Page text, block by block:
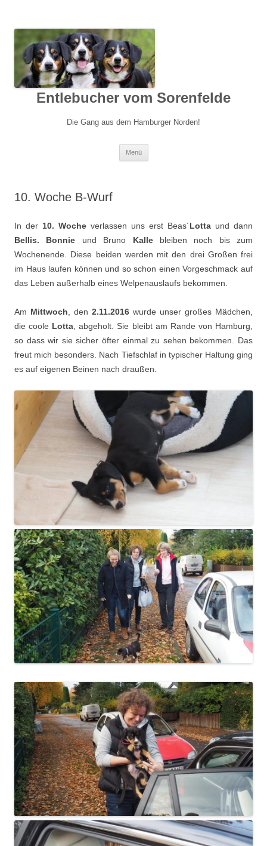
Entlebucher vom Sorenfelde
Die Gang aus dem Hamburger Norden!
Menü
10. Woche B-Wurf
In der 10. Woche verlassen uns erst Beas´Lotta und dann
Bellis.
Bonnie und Bruno Kallebleiben noch bis zum
Wochenende. Diese beiden werden mit den drei Großen frei
im Haus laufen können und so schon einen Vorgeschmack auf
das Leben außerhalb eines Welpenauslaufs bekommen.
Am Mittwoch , den 2.11.2016 wurde unser großes Mädchen,
die coole Lotta , abgeholt. Sie bleibt am Rande von Hamburg,
so dass wir sie sicher öfter einmal zu sehen bekommen. Das
freut mich besonders. Nach Tiefschlaf in typischer Haltung ging
es auf eigenen Beinen nach draußen.